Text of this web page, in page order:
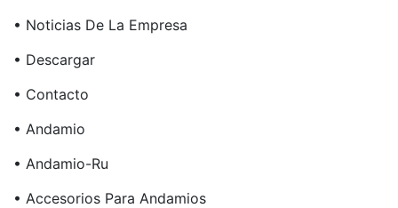
• Noticias De La Empresa
• Descargar
• Contacto
• Andamio
• Andamio-Ru
• Accesorios Para Andamios